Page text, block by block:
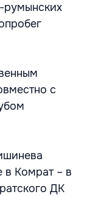
румынских
с
в Комрат – в
ДК